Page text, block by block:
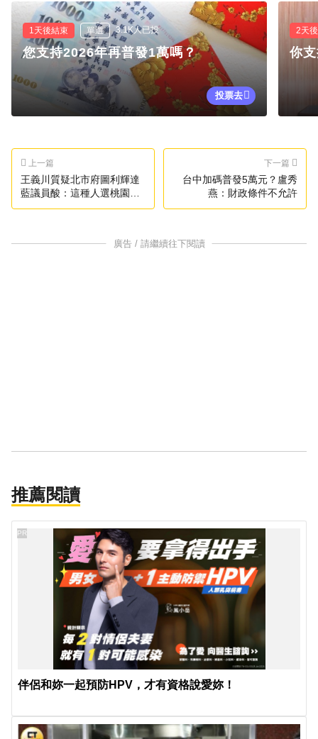
1天後結束 單選 3.1K人已投
您支持2026年再普發1萬嗎？
投票去
2天
你
上一篇
王義川質疑北市府圖利輝達
藍議員酸：這種人選桃園國
門不幸
下一篇
台中加碼普發5萬元？盧秀
燕：財政條件不允許
廣告 / 請繼續往下閱讀
推薦閱讀
伴侶和妳一起預防HPV，才有資格說愛妳！
PR